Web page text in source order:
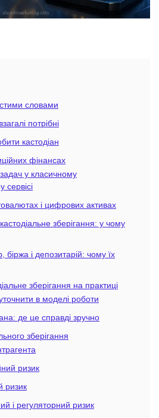
словами
потрібні
кастодіан
фінансах
у класичному
сервісі
і цифрових активах
зберігання: у чому
біржа і депозитарій: чому їх
зберігання на практиці
в моделі роботи
де це справді зручно
зберігання
ризик
ризик
і регуляторний ризик